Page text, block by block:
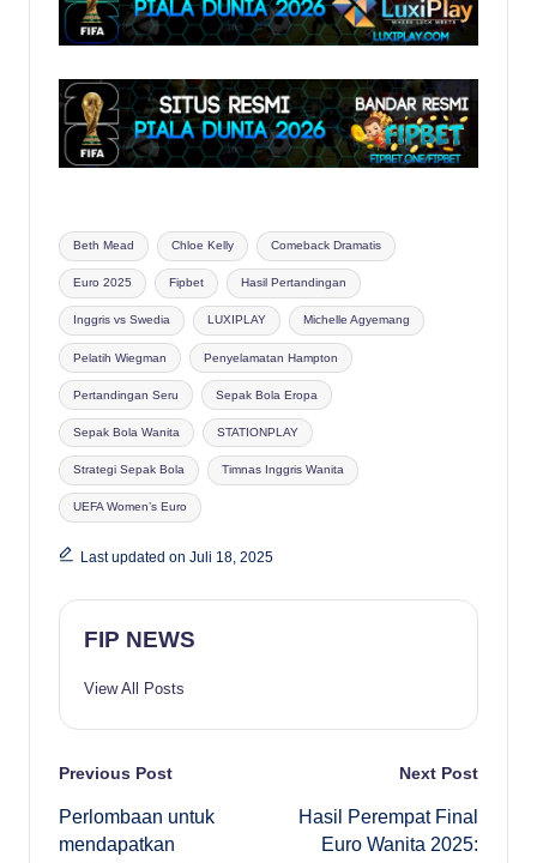
Tags:
Beth Mead Chloe Kelly Comeback Dramatis
Euro 2025 Fipbet Hasil Pertandingan
Inggris vs Swedia LUXIPLAY Michelle Agyemang
Pelatih Wiegman Penyelamatan Hampton
Pertandingan Seru Sepak Bola Eropa
Sepak Bola Wanita STATIONPLAY
Strategi Sepak Bola Timnas Inggris Wanita
UEFA Women’s Euro
Last updated on Juli 18, 2025
FIP NEWS
View All Posts
Post
navigation
Previous Post
Perlombaan untuk
mendapatkan
Next Post
Hasil Perempat Final
Euro Wanita 2025: